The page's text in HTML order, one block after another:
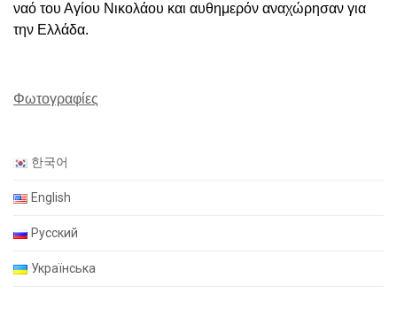
ναό του Αγίου Νικολάου και αυθημερόν αναχώρησαν για
την Ελλάδα.
Φωτογραφίες
한국어
English
Русский
Українська